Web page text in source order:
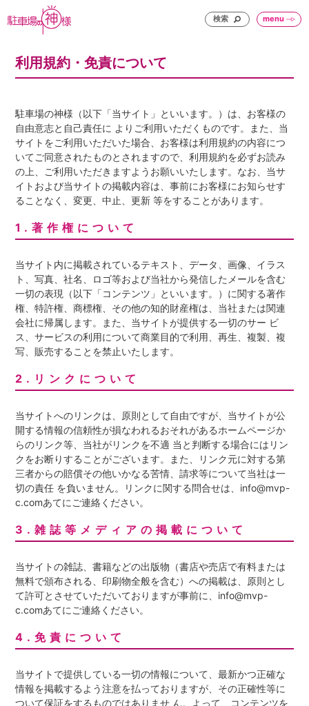
検索 menu
利用規約・免責について
駐車場の神様（以下「当サイト」といいます。）は、お客様の
自由意志と自己責任に よりご利用いただくものです。また、当
サイトをご利用いただいた場合、お客様は利用規約の内容につ
いてご同意されたものとされますので、利用規約を必ずお読み
の上、ご利用いただきますようお願いいたします。なお、当サ
イトおよび当サイトの掲載内容は、事前にお客様にお知らせす
ることなく、変更、中止、更新 等をすることがあります。
1.著作権について
当サイト内に掲載されているテキスト、データ、画像、イラス
ト、写真、社名、ロゴ等および当社から発信したメールを含む
一切の表現（以下「コンテンツ」といいます。）に関する著作
権、特許権、商標権、その他の知的財産権は、当社または関連
会社に帰属します。また、当サイトが提供する一切のサー ビ
ス、サービスの利用について商業目的で利用、再生、複製、複
写、販売することを禁止いたします。
2.リンクについて
当サイトへのリンクは、原則として自由ですが、当サイトが公
開する情報の信頼性が損なわれるおそれがあるホームページか
らのリンク等、当社がリンクを不適 当と判断する場合にはリン
クをお断りすることがございます。また、リンク元に対する第
三者からの賠償その他いかなる苦情、請求等について当社は一
切の責任 を負いません。リンクに関する問合せは、info@mvp-
c.comあてにご連絡ください。
3.雑誌等メディアの掲載について
当サイトの雑誌、書籍などの出版物（書店や売店で有料または
無料で頒布される、印刷物全般を含む）への掲載は、原則とし
て許可とさせていただいておりますが事前に、info@mvp-
c.comあてにご連絡ください。
4.免責について
当サイトで提供している一切の情報について、最新かつ正確な
情報を掲載するよう注意を払っておりますが、その正確性等に
ついて保証をするものではありませ ん。よって、コンテンツを